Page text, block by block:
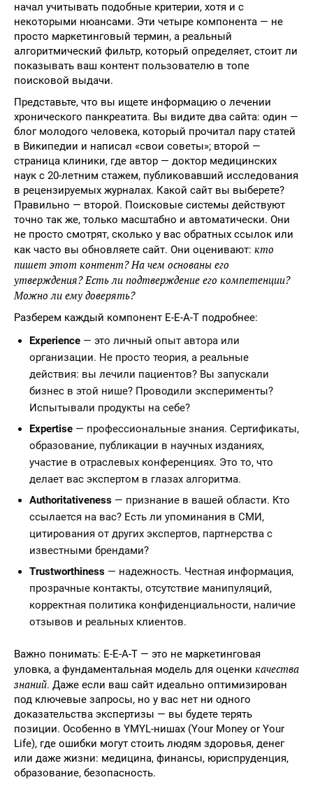
начал учитывать подобные критерии, хотя и с
некоторыми нюансами. Эти четыре компонента — не
просто маркетинговый термин, а реальный
алгоритмический фильтр, который определяет, стоит ли
показывать ваш контент пользователю в топе
поисковой выдачи.
Представьте, что вы ищете информацию о лечении
хронического панкреатита. Вы видите два сайта: один —
блог молодого человека, который прочитал пару статей
в Википедии и написал «свои советы»; второй —
страница клиники, где автор — доктор медицинских
наук с 20-летним стажем, публиковавший исследования
в рецензируемых журналах. Какой сайт вы выберете?
Правильно — второй. Поисковые системы действуют
точно так же, только масштабно и автоматически. Они
не просто смотрят, сколько у вас обратных ссылок или
как часто вы обновляете сайт. Они оценивают: кто
пишет этот контент? На чем основаны его
утверждения? Есть ли подтверждение его компетенции?
Можно ли ему доверять?
Разберем каждый компонент E-E-A-T подробнее:
Experience — это личный опыт автора или
организации. Не просто теория, а реальные
действия: вы лечили пациентов? Вы запускали
бизнес в этой нише? Проводили эксперименты?
Испытывали продукты на себе?
Expertise — профессиональные знания. Сертификаты,
образование, публикации в научных изданиях,
участие в отраслевых конференциях. Это то, что
делает вас экспертом в глазах алгоритма.
Authoritativeness — признание в вашей области. Кто
ссылается на вас? Есть ли упоминания в СМИ,
цитирования от других экспертов, партнерства с
известными брендами?
Trustworthiness — надежность. Честная информация,
прозрачные контакты, отсутствие манипуляций,
корректная политика конфиденциальности, наличие
отзывов и реальных клиентов.
Важно понимать: E-E-A-T — это не маркетинговая
уловка, а фундаментальная модель для оценки качества
знаний. Даже если ваш сайт идеально оптимизирован
под ключевые запросы, но у вас нет ни одного
доказательства экспертизы — вы будете терять
позиции. Особенно в YMYL-нишах (Your Money or Your
Life), где ошибки могут стоить людям здоровья, денег
или даже жизни: медицина, финансы, юриспруденция,
образование, безопасность.